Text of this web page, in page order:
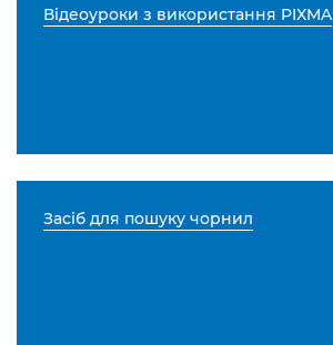
Відеоуроки з використання PIXMA
Засіб для пошуку чорнил